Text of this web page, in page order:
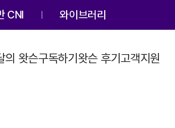
CNI 와이브러리
의 왓슨구독하기 왓슨 후기 고객지원